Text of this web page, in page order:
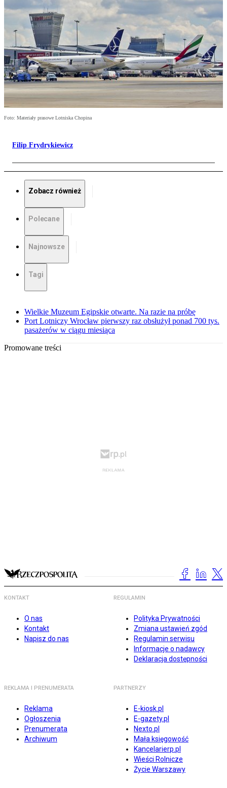
Foto: Materiały prasowe Lotniska Chopina
Filip Frydrykiewicz
Zobacz również
Polecane
Najnowsze
Tagi
Wielkie Muzeum Egipskie otwarte. Na razie na próbę
Port Lotniczy Wrocław pierwszy raz obsłużył ponad 700 tys.
pasażerów w ciągu miesiąca
Promowane treści
KONTAKT
O nas
Kontakt
Napisz do nas
REGULAMIN
Polityka Prywatności
Zmiana ustawień zgód
Regulamin serwisu
Informacje o nadawcy
Deklaracja dostępności
REKLAMA I PRENUMERATA
Reklama
Ogłoszenia
Prenumerata
Archiwum
PARTNERZY
E-kiosk.pl
E-gazety.pl
Nexto.pl
Mała księgowość
Kancelarierp.pl
Wieści Rolnicze
Życie Warszawy